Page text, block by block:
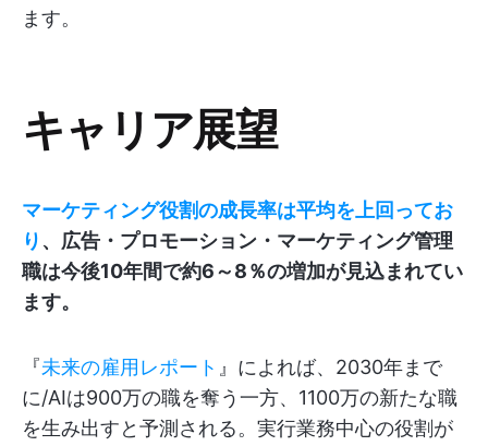
ます。
キャリア展望
マーケティング役割の成長率は平均を上回ってお
り 、広告・プロモーション・マーケティング管理
職は今後10年間で約6～8％の増加が見込まれてい
ます。
『未来の雇用レポート 』によれば、2030年まで
に/AIは900万の職を奪う一方、1100万の新たな職
を生み出すと予測される。実行業務中心の役割が